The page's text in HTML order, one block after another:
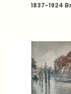
1837-1924